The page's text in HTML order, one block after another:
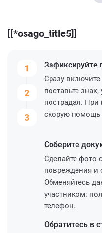
[[*osago_title5]]
1
2
3
Зафиксируйте
Сразу
поставьте знак,
пострадал. При
скорую
Соберите
Сделайте фото
повреждения и
Обменяйтесь
участником:
телефон.
Обратитесь в